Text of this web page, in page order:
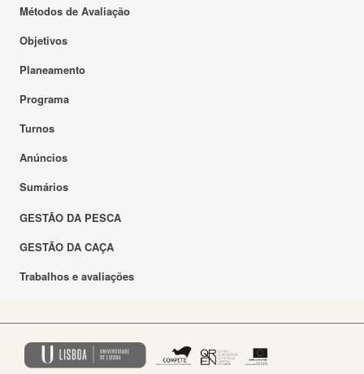
Métodos de Avaliação
Objetivos
Planeamento
Programa
Turnos
Anúncios
Sumários
GESTÃO DA PESCA
GESTÃO DA CAÇA
Trabalhos e avaliações